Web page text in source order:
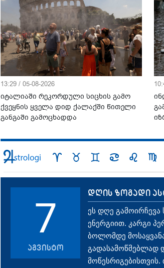
13:29 / 05-08-2026
იტალიაში რეკორდული სიცხის გამო
ქვეყნის ყველა დიდ ქალაქში წითელი
განგაში გამოცხადდა
7
აგვისტო
დღის ზოგადი
ეს დღე
ენერგიით. კარგი
ბოლომდე
გადასამოწმებლად